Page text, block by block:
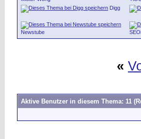
Digg
Newstube
«
Aktive Benutzer in diesem Thema: 11